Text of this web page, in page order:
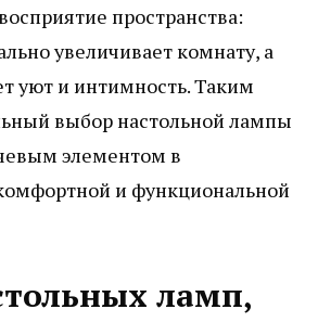
пространства:
увеличивает комнату, а
уют и интимность. Таким
выбор настольной лампы
элементом в
и функциональной
ламп,